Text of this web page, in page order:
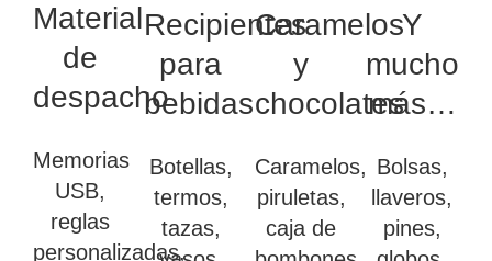
Material
de
despacho
Memorias
USB,
reglas
personalizadas,
Recipientes
para
bebidas
Botellas,
termos,
tazas,
Caramelos
y
chocolates
Caramelos,
piruletas,
caja de
Y
mucho
más…
Bolsas,
llaveros,
pines,